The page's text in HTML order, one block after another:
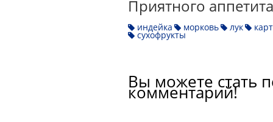
Приятного
индейка морковь лук
сухофрукты
Вы можете стать
комментарий!